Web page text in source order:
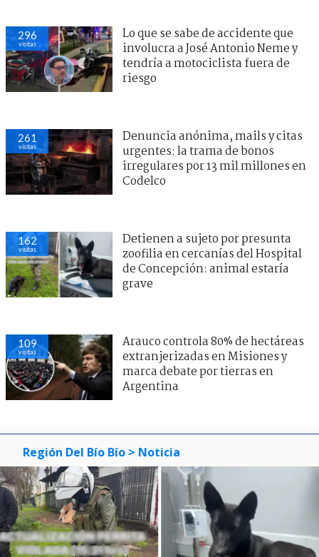
296
visitas
Lo que se sabe de accidente que
involucra a José Antonio Neme y
tendría a motociclista fuera de
riesgo
261
visitas
Denuncia anónima, mails y citas
urgentes: la trama de bonos
irregulares por 13 mil millones en
Codelco
162
visitas
Detienen a sujeto por presunta
zoofilia en cercanías del Hospital
de Concepción: animal estaría
grave
109
visitas
Arauco controla 80% de hectáreas
extranjerizadas en Misiones y
marca debate por tierras en
Argentina
Región Del Bío Bío > Noticia